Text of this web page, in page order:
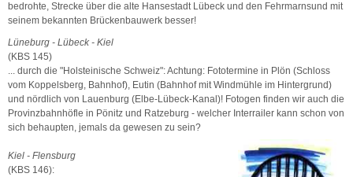
bedrohte, Strecke über die alte Hansestadt Lübeck und den Fehrmarnsund mit
seinem bekannten Brückenbauwerk besser!
Lüneburg - Lübeck - Kiel
(KBS 145)
... durch die "Holsteinische Schweiz": Achtung: Fototermine in Plön (Schloss
vom Koppelsberg, Bahnhof), Eutin (Bahnhof mit Windmühle im Hintergrund)
und nördlich von Lauenburg (Elbe-Lübeck-Kanal)! Fotogen finden wir auch die
Provinzbahnhöfle in Pönitz und Ratzeburg - welcher Interrailer kann schon von
sich behaupten, jemals da gewesen zu sein?
Kiel - Flensburg
(KBS 146):